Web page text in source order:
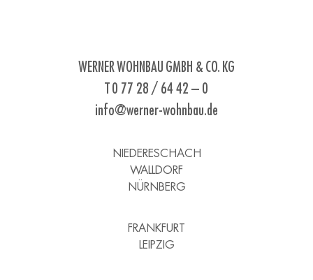
WERNER WOHNBAU GMBH & CO. KG
T 0 77 28 / 64 42 – 0
info@werner-wohnbau.de
NIEDERESCHACH
WALLDORF
NÜRNBERG
FRANKFURT
LEIPZIG